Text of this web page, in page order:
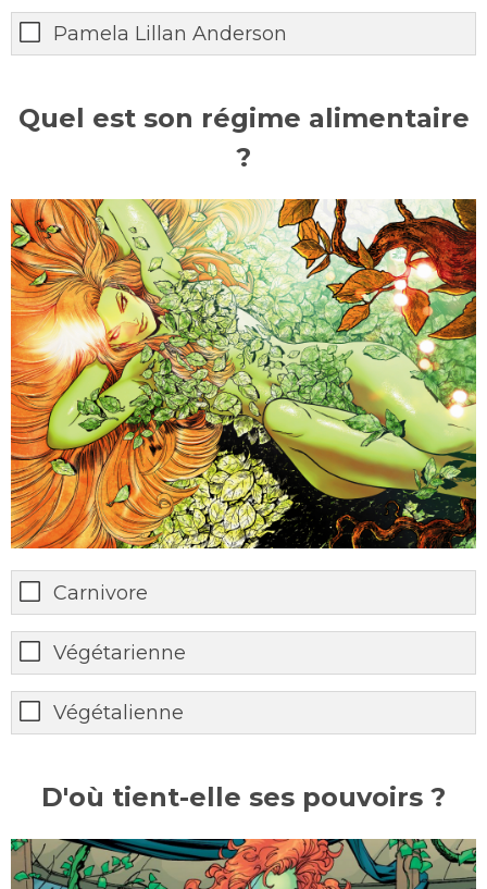
Pamela Lillan Anderson
Quel est son régime alimentaire
?
Carnivore
Végétarienne
Végétalienne
D'où tient-elle ses pouvoirs ?